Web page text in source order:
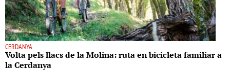
CERDANYA
Volta pels llacs de la Molina: ruta en bicicleta familiar a
la Cerdanya